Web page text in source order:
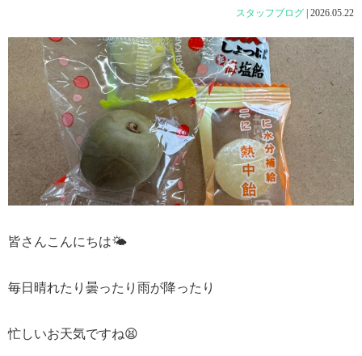
スタッフブログ 2026.05.22
皆さんこんにちは🌤
毎日晴れたり曇ったり雨が降ったり
忙しいお天気ですね😫